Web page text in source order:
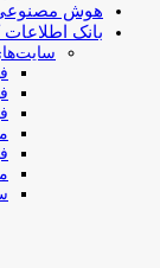
هوش
بانک اطلاعات